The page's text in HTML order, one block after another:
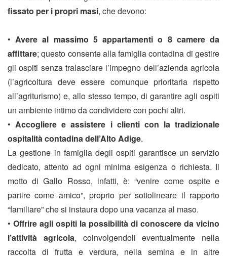
fissato per i propri masi, che devono:
• Avere al massimo 5 appartamenti o 8 camere da
affittare; questo consente alla famiglia contadina di gestire
gli ospiti senza tralasciare l’impegno dell’azienda agricola
(l’agricoltura deve essere comunque prioritaria rispetto
all’agriturismo) e, allo stesso tempo, di garantire agli ospiti
un ambiente intimo da condividere con pochi altri.
• Accogliere e assistere i clienti con la tradizionale
ospitalità contadina dell’Alto Adige.
La gestione in famiglia degli ospiti garantisce un servizio
dedicato, attento ad ogni minima esigenza o richiesta. Il
motto di Gallo Rosso, infatti, è: “venire come ospite e
partire come amico”, proprio per sottolineare il rapporto
“familiare” che si instaura dopo una vacanza al maso.
• Offrire agli ospiti la possibilità di conoscere da vicino
l’attività agricola, coinvolgendoli eventualmente nella
raccolta di frutta e verdura, nella semina e in altre